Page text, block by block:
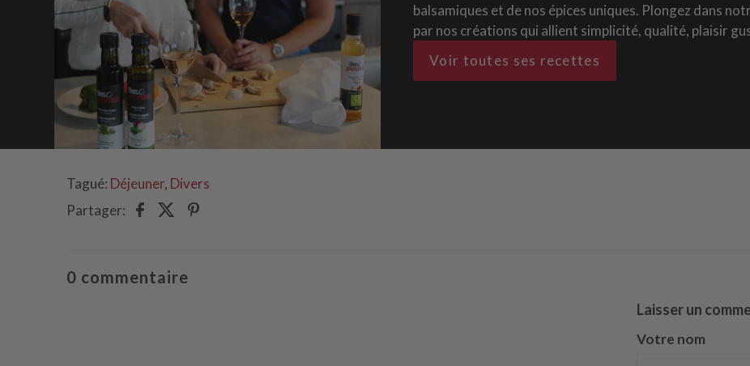
balsamiques et de nos épices uniques. Plongez dans
par nos créations qui allient simplicité, qualité, plaisir
Voir toutes ses recettes
Tagué: Déjeuner, Divers
Partager:
0 commentaire
Laisser un
Votre nom